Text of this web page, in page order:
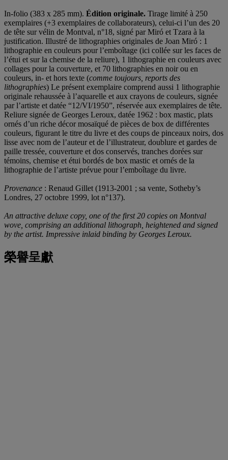
In-folio (383 x 285 mm). Édition originale. Tirage limité à 250
exemplaires (+3 exemplaires de collaborateurs), celui-ci l’un des 20
de tête sur vélin de Montval, n°18, signé par Miró et Tzara à la
justification. Illustré de lithographies originales de Joan Miró : 1
lithographie en couleurs pour l’emboîtage (ici collée sur les faces de
l’étui et sur la chemise de la reliure), 1 lithographie en couleurs avec
collages pour la couverture, et 70 lithographies en noir ou en
couleurs, in- et hors texte (comme toujours, reports des
lithographies) Le présent exemplaire comprend aussi 1 lithographie
originale rehaussée à l’aquarelle et aux crayons de couleurs, signée
par l’artiste et datée “12/VI/1950”, réservée aux exemplaires de tête.
Reliure signée de Georges Leroux, datée 1962 : box mastic, plats
ornés d’un riche décor mosaïqué de pièces de box de différentes
couleurs, figurant le titre du livre et des coups de pinceaux noirs, dos
lisse avec nom de l’auteur et de l’illustrateur, doublure et gardes de
paille tressée, couverture et dos conservés, tranches dorées sur
témoins, chemise et étui bordés de box mastic et ornés de la
lithographie de l’artiste prévue pour l’emboîtage du livre.
Provenance : Renaud Gillet (1913-2001 ; sa vente, Sotheby’s
Londres, 27 octobre 1999, lot n°137).
An attractive deluxe copy, one of the first 20 copies on Montval
wove, comprising an additional lithograph, heightened and signed
by the artist. Impressive inlaid binding by Georges Leroux.
榮譽呈獻